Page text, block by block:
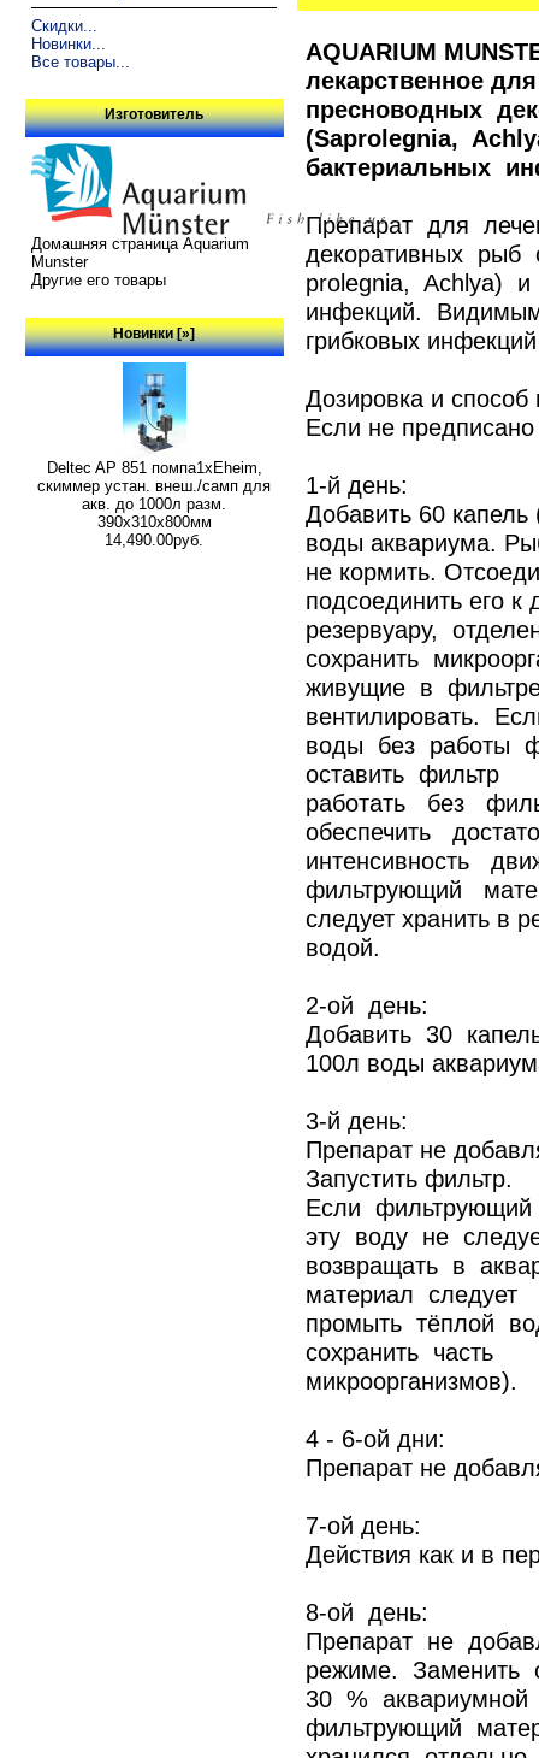
Скидки...
Новинки...
Все товары...
Изготовитель
Домашняя страница Aquarium
Munster
Другие его товары
Новинки [»]
Deltec AP 851 помпа1xEheim,
скиммер устан. внеш./самп для
акв. до 1000л разм.
390х310х800мм
14,490.00руб.
AQUARIUM
лекарственное
пресноводных
(Saprolegnia,
бактериальных
Препарат для
декоративных рыб
prolegnia, Achlya)
инфекций.
грибковых
Дозировка и
Если не
1-й день:
Добавить 60
воды аквариума.
не кормить.
подсоединить его к
резервуару,
сохранить
живущие в
вентилировать.
воды без работы
оставить фильтр
работать без
обеспечить
интенсивность
фильтрующий
следует хранить в
водой.
2-ой день:
Добавить 30
100л воды
3-й день:
Препарат не
Запустить фильтр.
Если
эту воду не
возвращать в
материал следует
промыть тёплой
сохранить часть
микроорганизмов).
4 - 6-ой дни:
Препарат не
7-ой день:
Действия как и в
8-ой день:
Препарат не
режиме.
30 %
фильтрующий